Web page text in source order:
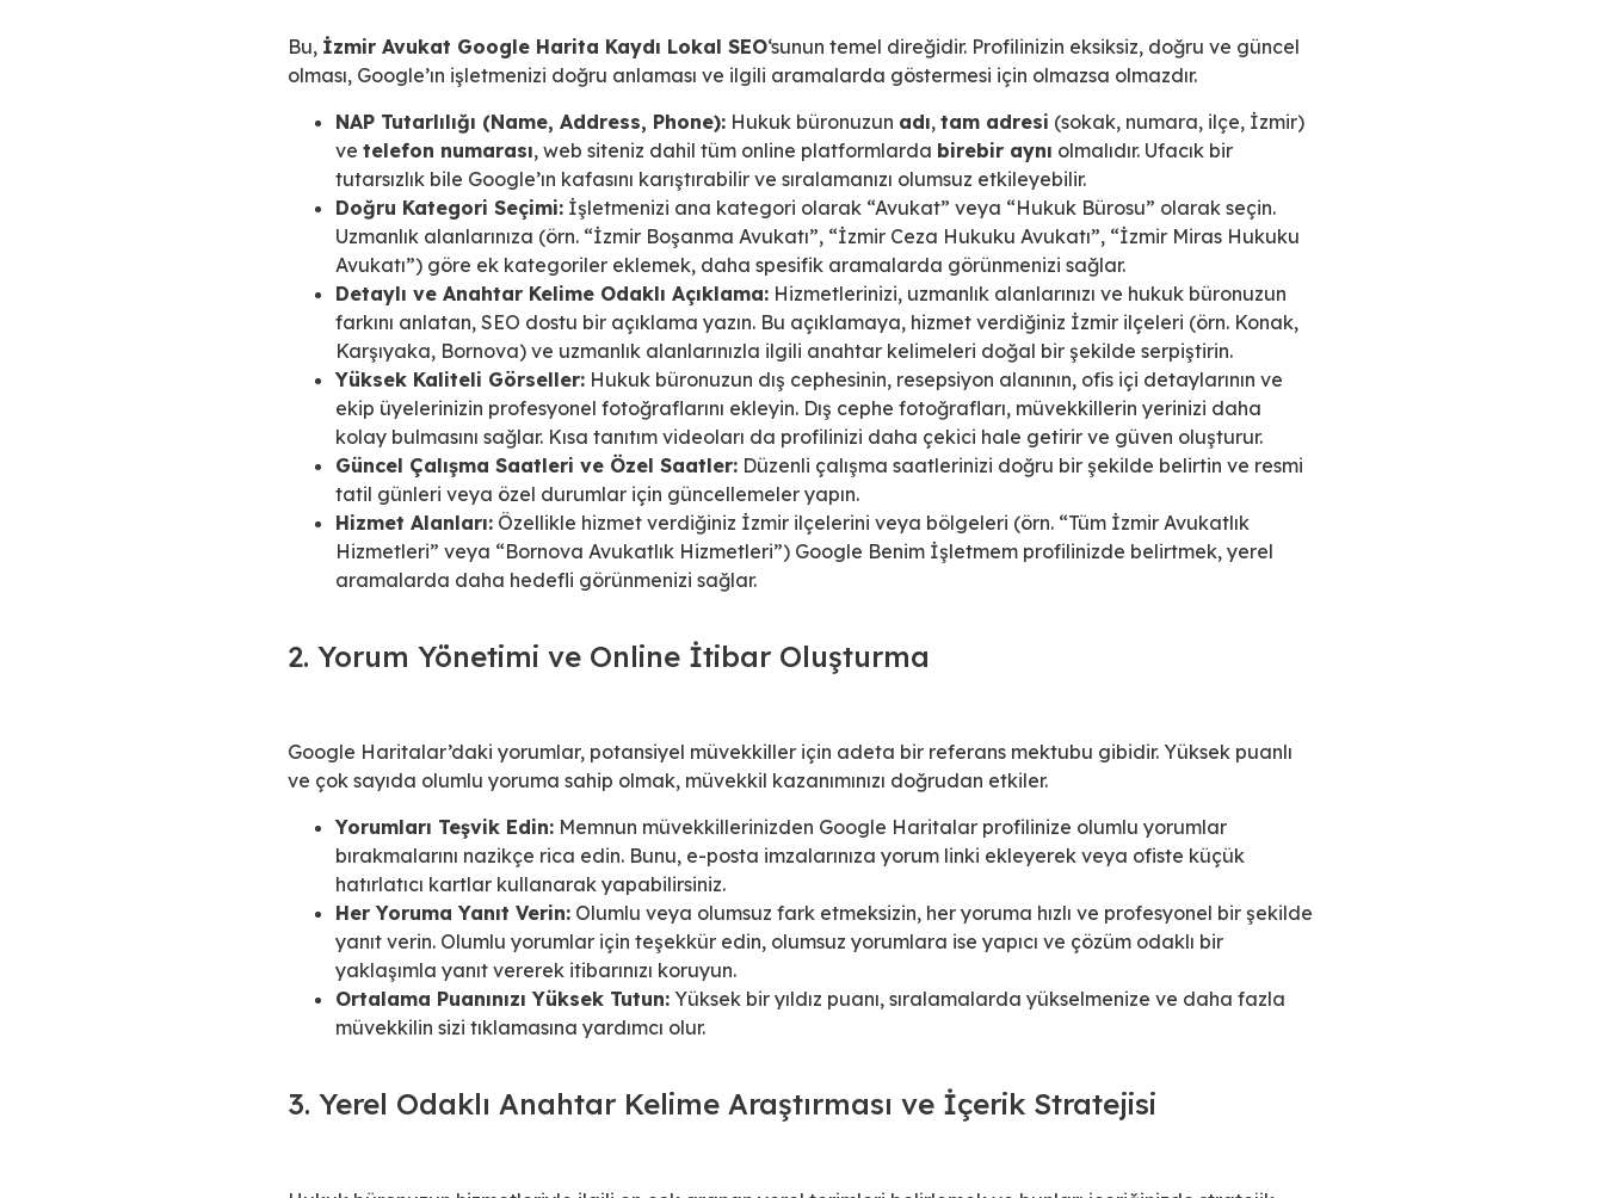
Bu, İzmir Avukat Google Harita Kaydı Lokal SEO‘sunun temel direğidir. Profilinizin eksiksiz, doğru ve güncel
olması, Google’ın işletmenizi doğru anlaması ve ilgili aramalarda göstermesi için olmazsa olmazdır.
NAP Tutarlılığı (Name, Address, Phone):Hukuk büronuzun adı, tam adresi (sokak, numara, ilçe, İzmir)
ve telefon numarası, web siteniz dahil tüm online platformlarda birebir aynı olmalıdır. Ufacık bir
tutarsızlık bile Google’ın kafasını karıştırabilir ve sıralamanızı olumsuz etkileyebilir.
Doğru Kategori Seçimi:İşletmenizi ana kategori olarak “Avukat” veya “Hukuk Bürosu” olarak seçin.
Uzmanlık alanlarınıza (örn. “İzmir Boşanma Avukatı”, “İzmir Ceza Hukuku Avukatı”, “İzmir Miras Hukuku
Avukatı”) göre ek kategoriler eklemek, daha spesifik aramalarda görünmenizi sağlar.
Detaylı ve Anahtar Kelime Odaklı Açıklama:Hizmetlerinizi, uzmanlık alanlarınızı ve hukuk büronuzun
farkını anlatan, SEO dostu bir açıklama yazın. Bu açıklamaya, hizmet verdiğiniz İzmir ilçeleri (örn. Konak,
Karşıyaka, Bornova) ve uzmanlık alanlarınızla ilgili anahtar kelimeleri doğal bir şekilde serpiştirin.
Yüksek Kaliteli Görseller:Hukuk büronuzun dış cephesinin, resepsiyon alanının, ofis içi detaylarının ve
ekip üyelerinizin profesyonel fotoğraflarını ekleyin. Dış cephe fotoğrafları, müvekkillerin yerinizi daha
kolay bulmasını sağlar. Kısa tanıtım videoları da profilinizi daha çekici hale getirir ve güven oluşturur.
Güncel Çalışma Saatleri ve Özel Saatler:Düzenli çalışma saatlerinizi doğru bir şekilde belirtin ve resmi
tatil günleri veya özel durumlar için güncellemeler yapın.
Hizmet Alanları:Özellikle hizmet verdiğiniz İzmir ilçelerini veya bölgeleri (örn. “Tüm İzmir Avukatlık
Hizmetleri” veya “Bornova Avukatlık Hizmetleri”) Google Benim İşletmem profilinizde belirtmek, yerel
aramalarda daha hedefli görünmenizi sağlar.
2. Yorum Yönetimi ve Online İtibar Oluşturma
Google Haritalar’daki yorumlar, potansiyel müvekkiller için adeta bir referans mektubu gibidir. Yüksek puanlı
ve çok sayıda olumlu yoruma sahip olmak, müvekkil kazanımınızı doğrudan etkiler.
Yorumları Teşvik Edin:Memnun müvekkillerinizden Google Haritalar profilinize olumlu yorumlar
bırakmalarını nazikçe rica edin. Bunu, e-posta imzalarınıza yorum linki ekleyerek veya ofiste küçük
hatırlatıcı kartlar kullanarak yapabilirsiniz.
Her Yoruma Yanıt Verin:Olumlu veya olumsuz fark etmeksizin, her yoruma hızlı ve profesyonel bir şekilde
yanıt verin. Olumlu yorumlar için teşekkür edin, olumsuz yorumlara ise yapıcı ve çözüm odaklı bir
yaklaşımla yanıt vererek itibarınızı koruyun.
Ortalama Puanınızı Yüksek Tutun:Yüksek bir yıldız puanı, sıralamalarda yükselmenize ve daha fazla
müvekkilin sizi tıklamasına yardımcı olur.
3. Yerel Odaklı Anahtar Kelime Araştırması ve İçerik Stratejisi